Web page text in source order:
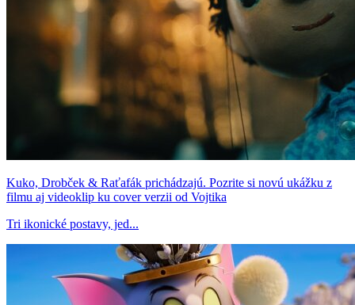
Kuko, Drobček & Raťafák prichádzajú. Pozrite si novú ukážku z
filmu aj videoklip ku cover verzii od Vojtika
Tri ikonické postavy, jed...